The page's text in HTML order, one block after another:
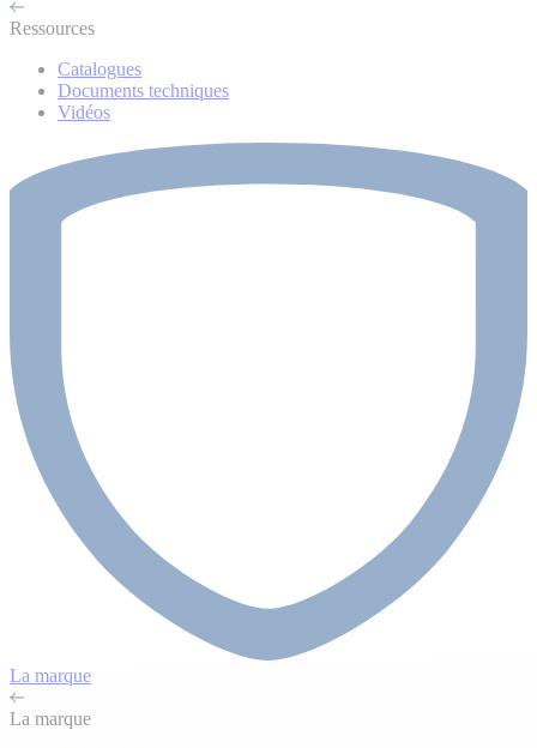
Ressources
Catalogues
Documents techniques
Vidéos
La marque
La marque